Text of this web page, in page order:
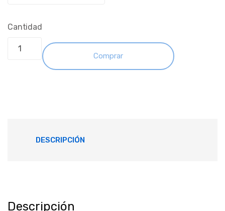
Cantidad
Comprar
DESCRIPCIÓN
Descripción